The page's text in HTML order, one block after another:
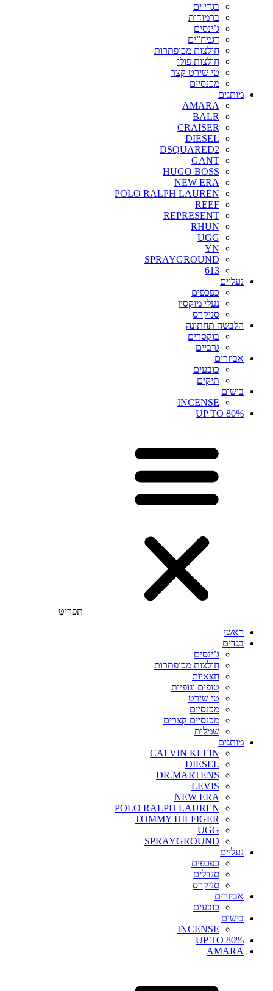
בגדי ים
ברמודות
ג’ינסים
דגמח”ים
חולצות מכופתרות
חולצות פולו
טי שירט קצר
מכנסיים
מותגים
AMARA
BALR
CRAISER
DIESEL
DSQUARED2
GANT
HUGO BOSS
NEW ERA
POLO RALPH LAUREN
REEF
REPRESENT
RHUN
UGG
YN
SPRAYGROUND
613
נעליים
כפכפים
נעלי מוקסין
סניקרס
הלבשה תחתונה
בוקסרים
גרביים
אביזרים
כובעים
תיקים
בישום
INCENSE
UP TO 80%
תפריט
ראשי
בגדים
ג’ינסים
חולצות מכופתרות
חצאיות
טופים וגופיות
טי שירט
מכנסיים
מכנסיים קצרים
שמלות
מותגים
CALVIN KLEIN
DIESEL
DR.MARTENS
LEVIS
NEW ERA
POLO RALPH LAUREN
TOMMY HILFIGER
UGG
SPRAYGROUND
נעליים
כפכפים
סנדלים
סניקרס
אביזרים
כובעים
בישום
INCENSE
UP TO 80%
AMARA